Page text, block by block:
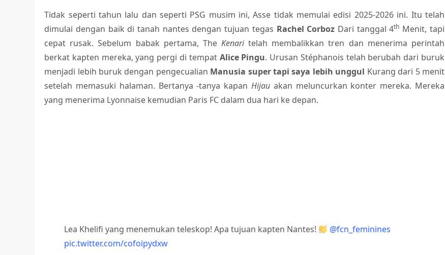
Tidak seperti tahun lalu dan seperti PSG musim ini, Asse tidak memulai edisi 2025-2026 ini. Itu telah
dimulai dengan baik di tanah nantes dengan tujuan tegas Rachel Corboz Dari tanggal 4th Menit, tapi
cepat rusak. Sebelum babak pertama, TheKenaritelah membalikkan tren dan menerima perintah
berkat kapten mereka, yang pergi di tempat Alice Pingu. Urusan Stéphanois telah berubah dari buruk
menjadi lebih buruk dengan pengecualian Manusia super tapi saya lebih unggul Kurang dari 5 menit
setelah memasuki halaman. Bertanya -tanya kapan Hijauakan meluncurkan konter mereka. Mereka
yang menerima Lyonnaise kemudian Paris FC dalam dua hari ke depan.
Lea Khelifi yang menemukan teleskop! Apa tujuan kapten Nantes!
@fcn_feminines
pic.twitter.com/cofoipydxw